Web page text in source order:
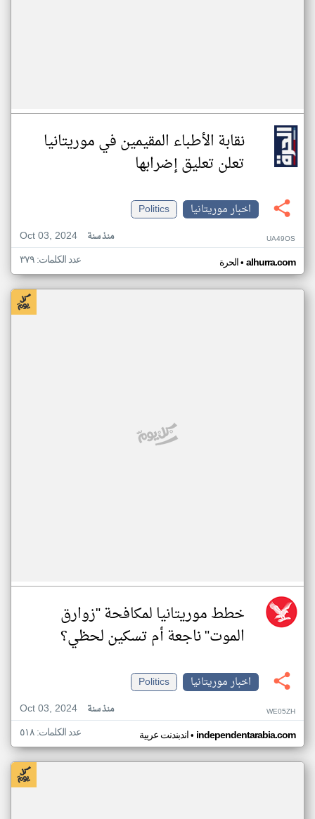
نقابة الأطباء المقيمين في موريتانيا
تعلن تعليق إضرابها
اخبار موريتانيا
Politics
Oct 03, 2024
منذ سنة UA49OS
الحرة• alhurra.com عدد الكلمات: ٣٧٩
خطط موريتانيا لمكافحة "زوارق
الموت" ناجعة أم تسكين لحظي؟
اخبار موريتانيا
Politics
Oct 03, 2024
منذ سنة WE05ZH
اندبندنت عربية• independentarabia.com عدد الكلمات: ٥١٨